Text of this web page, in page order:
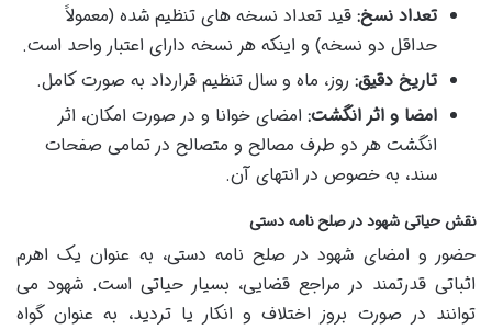
تعداد نسخ: قید تعداد نسخه های تنظیم شده (معمولاً
حداقل دو نسخه) و اینکه هر نسخه دارای اعتبار واحد است.
تاریخ دقیق: روز، ماه و سال تنظیم قرارداد به صورت کامل.
امضا و اثر انگشت: امضای خوانا و در صورت امکان، اثر
انگشت هر دو طرف مصالح و متصالح در تمامی صفحات
سند، به خصوص در انتهای آن.
نقش حیاتی شهود در صلح نامه دستی
حضور و امضای شهود در صلح نامه دستی، به عنوان یک اهرم
اثباتی قدرتمند در مراجع قضایی، بسیار حیاتی است. شهود می
توانند در صورت بروز اختلاف و انکار یا تردید، به عنوان گواه